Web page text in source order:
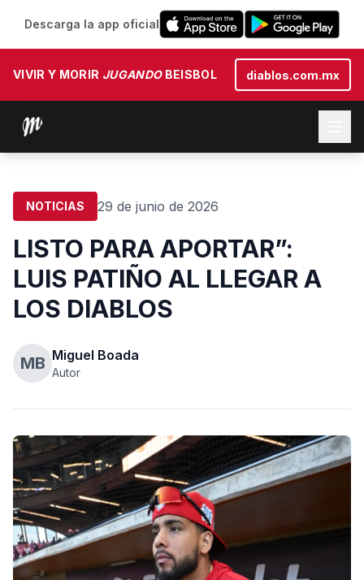
Descarga la app oficial
VIVIR Y MORIR JUGANDOBEISBOL diablos.com.mx
NOTICIAS 29 de junio de 2026
LISTO PARA APORTAR”:
LUIS PATIÑO AL LLEGAR A
LOS DIABLOS
MB Miguel Boada
Autor